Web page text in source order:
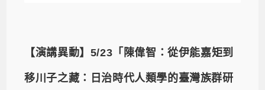
【演講異動】5/23「陳偉智：從伊能嘉矩到
移川子之藏：日治時代人類學的臺灣族群研